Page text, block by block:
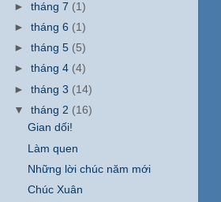
►tháng 7 (1)
►tháng 6 (1)
►tháng 5 (5)
►tháng 4 (4)
►tháng 3 (14)
▼tháng 2 (16)
Gian dối!
Làm quen
Những lời chúc năm mới
Chúc Xuân